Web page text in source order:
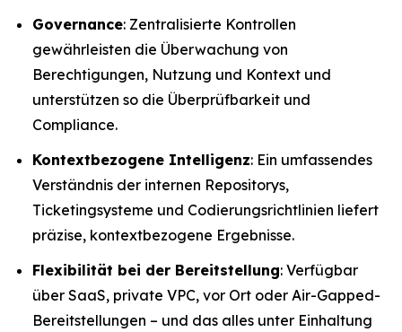
Governance: Zentralisierte Kontrollen
gewährleisten die Überwachung von
Berechtigungen, Nutzung und Kontext und
unterstützen so die Überprüfbarkeit und
Compliance.
Kontextbezogene Intelligenz: Ein umfassendes
Verständnis der internen Repositorys,
Ticketingsysteme und Codierungsrichtlinien liefert
präzise, kontextbezogene Ergebnisse.
Flexibilität bei der Bereitstellung: Verfügbar
über SaaS, private VPC, vor Ort oder Air-Gapped-
Bereitstellungen – und das alles unter Einhaltung